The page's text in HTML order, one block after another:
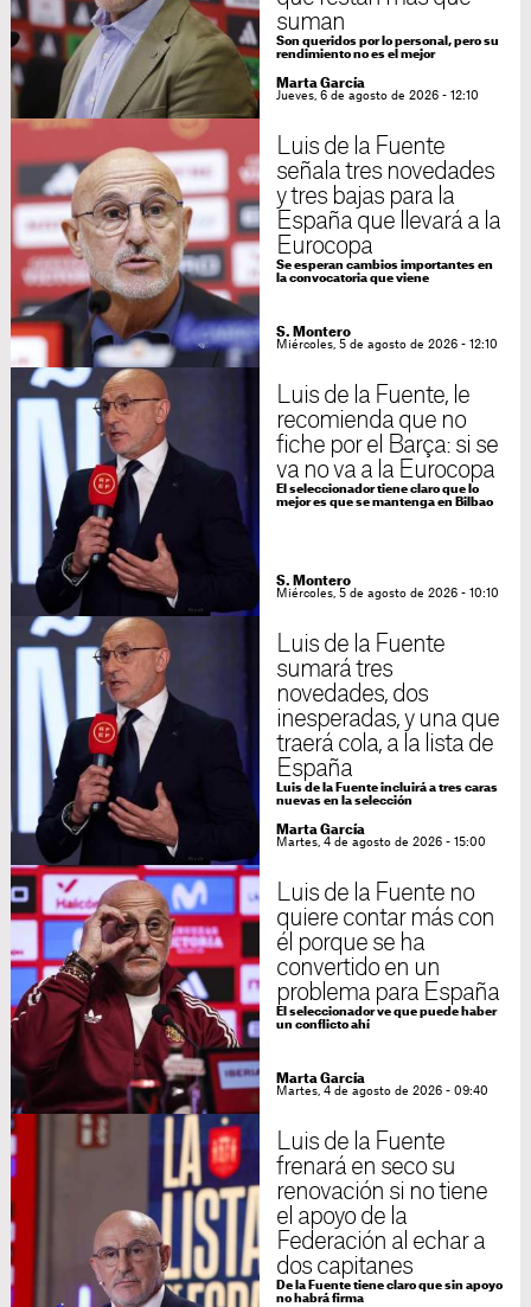
suman
Son queridos por lo personal, pero su
rendimiento no es el mejor
Marta García
Jueves, 6 de agosto de 2026 - 12:10
Luis de la Fuente
señala tres novedades
y tres bajas para la
España que llevará a la
Eurocopa
Se esperan cambios importantes en
la convocatoria que viene
S. Montero
Miércoles, 5 de agosto de 2026 - 12:10
Luis de la Fuente, le
recomienda que no
fiche por el Barça: si se
va no va a la Eurocopa
El seleccionador tiene claro que lo
mejor es que se mantenga en Bilbao
S. Montero
Miércoles, 5 de agosto de 2026 - 10:10
Luis de la Fuente
sumará tres
novedades, dos
inesperadas, y una que
traerá cola, a la lista de
España
Luis de la Fuente incluirá a tres caras
nuevas en la selección
Marta García
Martes, 4 de agosto de 2026 - 15:00
Luis de la Fuente no
quiere contar más con
él porque se ha
convertido en un
problema para España
El seleccionador ve que puede haber
un conflicto ahí
Marta García
Martes, 4 de agosto de 2026 - 09:40
Luis de la Fuente
frenará en seco su
renovación si no tiene
el apoyo de la
Federación al echar a
dos capitanes
De la Fuente tiene claro que sin apoyo
no habrá firma